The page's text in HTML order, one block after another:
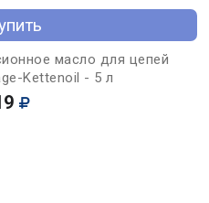
масло для цепей
Kettenoil - 5 л